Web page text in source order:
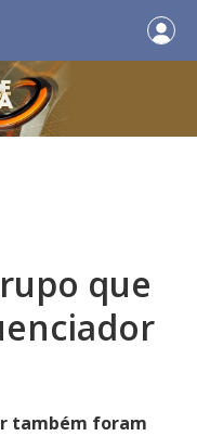
que
também foram